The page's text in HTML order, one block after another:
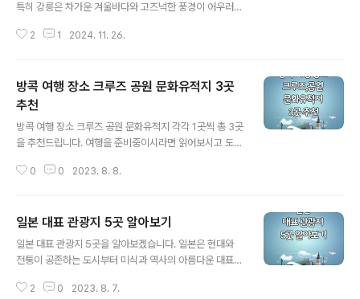
특히 강릉은 차가운 겨울바다와 고즈넉한 풍경이 어우러져
는 혼자 겨울 강릉 여행을 계획하는 분들을 위해 강릉에서
해변혼자 겨울 강릉을 찾는다면 안목해변은 반드시 방문해
야 할 곳입니다. 겨울바다는 여름과는 또 다른 매력을 선사
합니다. 차가운 바닷바람과 파도 소리가 조화를 이루며, 홀
로 사색에 잠기기에 최적의 장소입니다.특히 안목해변은
커피 거리로도 유명합니다. 해변을 따라 늘어선 카페에서
따뜻한 커피 한 잔을 마시며 창밖으로 펼쳐진 겨울바다를
2 1 2024. 11. 26.
방콕 여행 장소 크루즈 공원 문화유적지 3곳
추천
방콕 여행 장소 크루즈 공원 문화유적지 각각 1곳씩 총 3곳
을 추천드립니다. 여행을 준비중이시라면 읽어보시고 도움
도 미리미리 확인하시면 좋을 것 같습니다. 여행사이트 추
행이 될 것 같습니다. 방콕 원더풀 펄 크루즈 방콕 야유타야
투어 방콕 룸피니 공원 방콕 원더풀 펄 크루즈 1. 럭셔리한
크루즈 경험 방콕 원더풀 펄 크루즈는 풍요로운 강 크루즈
환경을 제공합니다. 고급스러운 인테리어와 세련된 디자인
0 0 2023. 8. 8.
일본 대표 관광지 5곳 알아보기
일본 대표 관광지 5곳을 알아보겠습니다. 일본은 현대와
전통이 공존하는 도시부터 미식과 역사의 아름다운 대표
의 지역 특색, 날씨, 여행하기 좋은 시기에 대해서 알아보겠
2 0 2023. 8. 7.